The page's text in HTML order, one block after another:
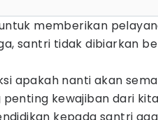
memberikan
santri tidak dibiarkan
apakah nanti akan
penting kewajiban dari